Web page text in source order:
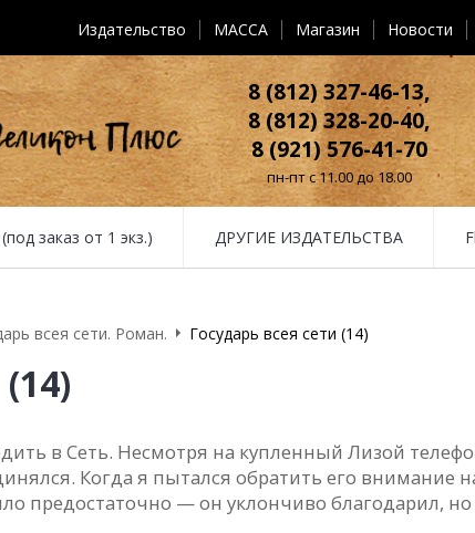
Издательство MACCA Магазин Новости
8 (812) 327-46-13,
8 (812) 328-20-40,
8 (921) 576-41-70
пн-пт с 11.00 до 18.00
заказ от 1 экз.) ДРУГИЕ ИЗДАТЕЛЬСТВА
всея сети. Роман. Государь всея сети (14)
в Сеть. Несмотря на купленный Лизой
Когда я пытался обратить его
предостаточно — он уклончиво благодарил,